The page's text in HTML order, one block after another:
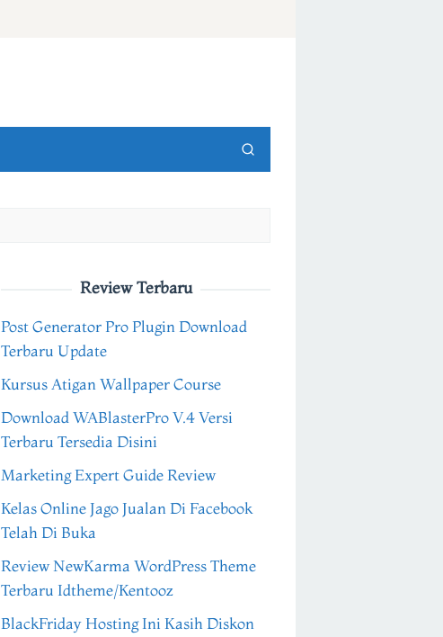
Review Terbaru
Post Generator Pro Plugin Download
Terbaru Update
Kursus Atigan Wallpaper Course
Download WABlasterPro V.4 Versi
Terbaru Tersedia Disini
Marketing Expert Guide Review
Kelas Online Jago Jualan Di Facebook
Telah Di Buka
Review NewKarma WordPress Theme
Terbaru Idtheme/Kentooz
BlackFriday Hosting Ini Kasih Diskon